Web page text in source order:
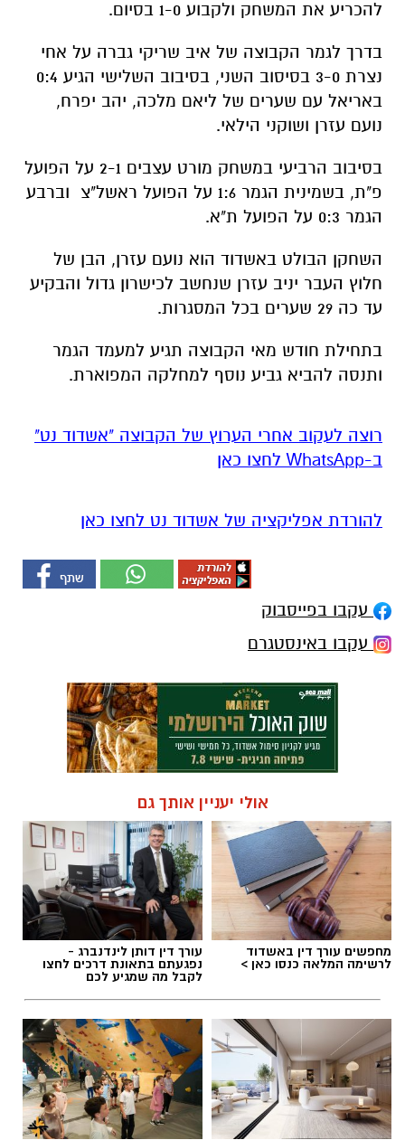
להכריע את המשחק ולקבוע 1-0 בסיום.
בדרך לגמר הקבוצה של איב שריקי גברה על אחי
נצרת 3-0 בסיסוב השני, בסיבוב השלישי הגיע 0:4
באריאל עם שערים של ליאם מלכה, יהב יפרח,
נועם עזרן ושוקני הילאי.
בסיבוב הרביעי במשחק מורט עצבים 2-1 על הפועל
פ"ת, בשמינית הגמר 1:6 על הפועל ראשל"צ וברבע
הגמר 0:3 על הפועל ת"א.
השחקן הבולט באשדוד הוא נועם עזרן, הבן של
חלוץ העבר יניב עזרן שנחשב לכישרון גדול והבקיע
עד כה 29 שערים בכל המסגרות.
בתחילת חודש מאי הקבוצה תגיע למעמד הגמר
ותנסה להביא גביע נוסף למחלקה המפוארת.
רוצה לעקוב אחרי הערוץ של הקבוצה "אשדוד נט"
ב-WhatsApp לחצו כאן
להורדת אפליקציה של אשדוד נט לחצו כאן
עקבו בפייסבוק
עקבו באינסטגרם
אולי יעניין אותך גם
מחפשים עורך דין באשדוד
לרשימה המלאה כנסו כאן >
עורך דין דותן לינדנברג -
נפגעתם בתאונת דרכים לחצו
לקבל מה שמגיע לכם